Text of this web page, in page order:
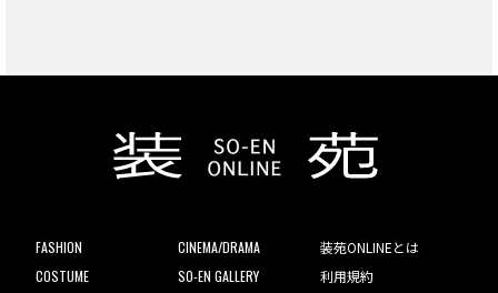
FASHION
COSTUME
CINEMA/DRAMA
SO-EN GALLERY
装苑ONLINEとは
利用規約